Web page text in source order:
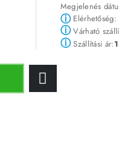
Megjelenés
ⓘElérhetőség:
ⓘVárható
ⓘSzállítási ár: